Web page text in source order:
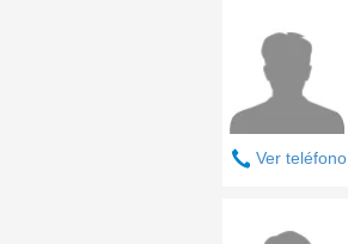
Ver teléfono